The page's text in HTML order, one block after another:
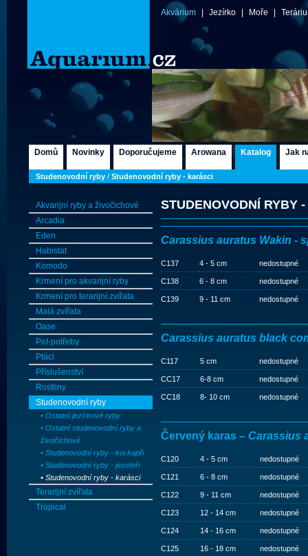
Akvárium Jezírko Moře
Domů Novinky Doporučujeme Arowana Katalog Jak
Studenovodní ryby / Studenovodní ryby - karásci
Akvarijní ryby a živočichové
Arcadia
Eden
Habistat
Komodo
Krmení pro akvarijní ryby
Krmení pro terarijní zvířata
Malá zvířata
Oase
Pet-potřeby
Ptáci
Příslušenství
Rostliny
Studenovodní ryby
• Ostatní jezírkové ryby
• Ostatní studenovodní ryby a
živočichové
• Studenovodní ryby - koi kapři
• Studenovodní ryby - jeseteři
• Studenovodní ryby - karásci
Terarijní zvířata
Tropical
STUDENOVODNÍ RYBY
Carassius auratus Wakin -
C137 4 - 5 cm nedostupné
C138 6 - 8 cm nedostupné
C139 9 - 11 cm nedostupné
Carassius auratus black
C117 5 cm nedostupné
CC17 6-8 cm nedostupné
CC18 8- 10 cm nedostupné
Červený karas – Carassius
C120 4 - 5 cm nedostupné
C121 6 - 8 cm nedostupné
C122 9 - 11 cm nedostupné
C123 12 - 14 cm nedostupné
C124 14 - 16 cm nedostupné
C125 16 - 18 cm nedostupné